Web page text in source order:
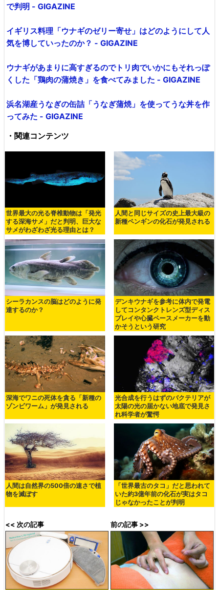
で判明 - GIGAZINE
イギリス料理「ウナギのゼリー寄せ」はどのようにして人
気を博していったのか？ - GIGAZINE
ウナギがあまりに高すぎるのでトリ肉でいかにもそれっぽ
くした「鶏肉の蒲焼き」を食べてみました - GIGAZINE
浜名湖産うなぎの缶詰「うなぎ蒲焼」を使ってうな丼を作
ってみた - GIGAZINE
・関連コンテンツ
世界最大の光る脊椎動物は「発光
する深海サメ」だと判明、巨大な
サメがわざわざ光る理由とは？
人間と同じサイズの史上最大級の
新種ペンギンの化石が発見される
シーラカンスの脳はどのように発
達するのか？
デンキウナギを参考に体内で発電
してコンタンクトレンズ型ディス
プレイや心臓ペースメーカーを動
かそうという研究
深海でワニの死体を貪る「新種の
ゾンビワーム」が発見される
光合成を行うはずのバクテリアが
太陽の光の届かない地底で発見さ
れ科学者が驚愕
人間は自然界の500倍の速さで植
物を滅ぼす
「世界最古のタコ」だと思われて
いた約3億年前の化石が実はタコ
じゃなかったことが判明
<< 次の記事 前の記事 >>